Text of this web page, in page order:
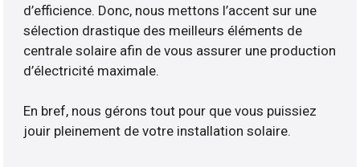
d’efficience. Donc, nous mettons l’accent sur une
sélection drastique des meilleurs éléments de
centrale solaire afin de vous assurer une production
d’électricité maximale.
En bref, nous gérons tout pour que vous puissiez
jouir pleinement de votre installation solaire.